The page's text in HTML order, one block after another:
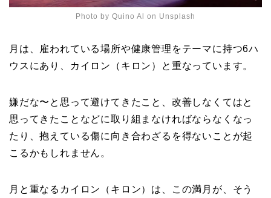
Photo by Quino Al on Unsplash
月は、雇われている場所や健康管理をテーマに持つ6ハ
ウスにあり、カイロン（キロン）と重なっています。
嫌だな〜と思って避けてきたこと、改善しなくてはと
思ってきたことなどに取り組まなければならなくなっ
たり、抱えている傷に向き合わざるを得ないことが起
こるかもしれません。
月と重なるカイロン（キロン）は、この満月が、そう